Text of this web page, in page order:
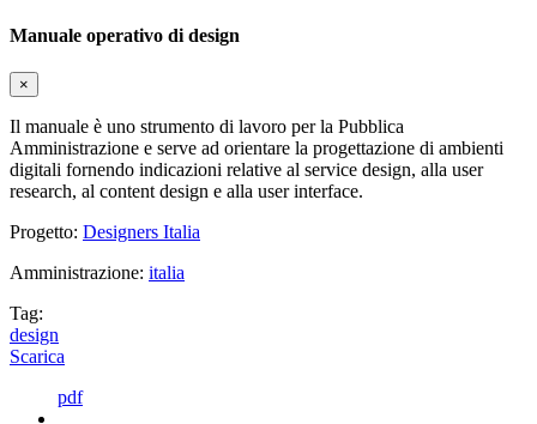
Manuale operativo di design
×
Il manuale è uno strumento di lavoro per la Pubblica
Amministrazione e serve ad orientare la progettazione di ambienti
digitali fornendo indicazioni relative al service design, alla user
research, al content design e alla user interface.
Progetto: Designers Italia
Amministrazione: italia
Tag:
design
Scarica
pdf